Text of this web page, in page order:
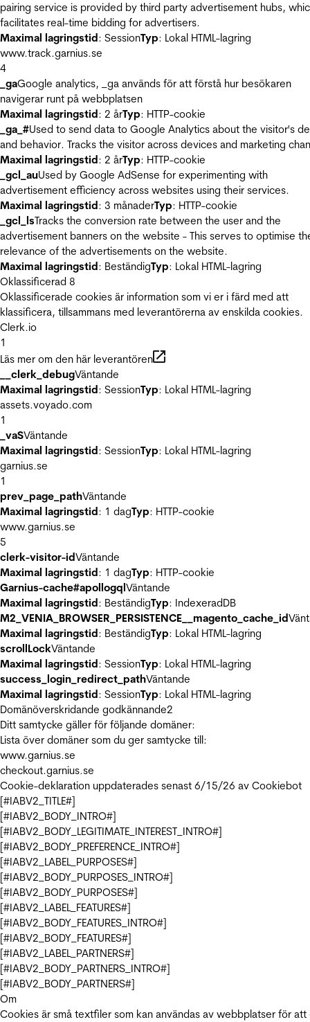
pairing service is provided by third party advertisement hubs,
facilitates real-time bidding for advertisers.
Maximal lagringstid: SessionTyp: Lokal HTML-lagring
www.track.garnius.se
4
_gaGoogle analytics, _ga används för att förstå hur besökaren
navigerar runt på webbplatsen
Maximal lagringstid: 2 årTyp: HTTP-cookie
_ga_#Used to send data to Google Analytics about the visitor's
and behavior. Tracks the visitor across devices and marketing
Maximal lagringstid: 2 årTyp: HTTP-cookie
_gcl_auUsed by Google AdSense for experimenting with
advertisement efficiency across websites using their services.
Maximal lagringstid: 3 månaderTyp: HTTP-cookie
_gcl_lsTracks the conversion rate between the user and the
advertisement banners on the website - This serves to optimise
relevance of the advertisements on the website.
Maximal lagringstid: BeständigTyp: Lokal HTML-lagring
Oklassificerad 8
Oklassificerade cookies är information som vi er i färd med att
klassificera, tillsammans med leverantörerna av enskilda cookies.
Clerk.io
1
Läs mer om den här leverantören
__clerk_debugVäntande
Maximal lagringstid: SessionTyp: Lokal HTML-lagring
assets.voyado.com
1
_vaSVäntande
Maximal lagringstid: SessionTyp: Lokal HTML-lagring
garnius.se
1
prev_page_pathVäntande
Maximal lagringstid: 1 dagTyp: HTTP-cookie
www.garnius.se
5
clerk-visitor-idVäntande
Maximal lagringstid: 1 dagTyp: HTTP-cookie
Garnius-cache#apollogqlVäntande
Maximal lagringstid: BeständigTyp: IndexeradDB
M2_VENIA_BROWSER_PERSISTENCE__magento_cache_id
Maximal lagringstid: BeständigTyp: Lokal HTML-lagring
scrollLockVäntande
Maximal lagringstid: SessionTyp: Lokal HTML-lagring
success_login_redirect_pathVäntande
Maximal lagringstid: SessionTyp: Lokal HTML-lagring
Domänöverskridande godkännande2
Ditt samtycke gäller för följande domäner:
Lista över domäner som du ger samtycke till:
www.garnius.se
checkout.garnius.se
Cookie-deklaration uppdaterades senast 6/15/26 av Cookiebot
[#IABV2_TITLE#]
[#IABV2_BODY_INTRO#]
[#IABV2_BODY_LEGITIMATE_INTEREST_INTRO#]
[#IABV2_BODY_PREFERENCE_INTRO#]
[#IABV2_LABEL_PURPOSES#]
[#IABV2_BODY_PURPOSES_INTRO#]
[#IABV2_BODY_PURPOSES#]
[#IABV2_LABEL_FEATURES#]
[#IABV2_BODY_FEATURES_INTRO#]
[#IABV2_BODY_FEATURES#]
[#IABV2_LABEL_PARTNERS#]
[#IABV2_BODY_PARTNERS_INTRO#]
[#IABV2_BODY_PARTNERS#]
Om
Cookies är små textfiler som kan användas av webbplatser för att